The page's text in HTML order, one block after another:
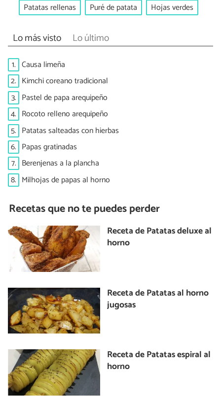
Patatas rellenas
Puré de patata Hojas verdes
Lo más visto Lo último
1. Causa limeña
2. Kimchi coreano tradicional
3. Pastel de papa arequipeño
4. Rocoto relleno arequipeño
5. Patatas salteadas con hierbas
6. Papas gratinadas
7. Berenjenas a la plancha
8. Milhojas de papas al horno
Recetas que no te puedes perder
Receta de Patatas deluxe al
horno
Receta de Patatas al horno
jugosas
Receta de Patatas espiral al
horno